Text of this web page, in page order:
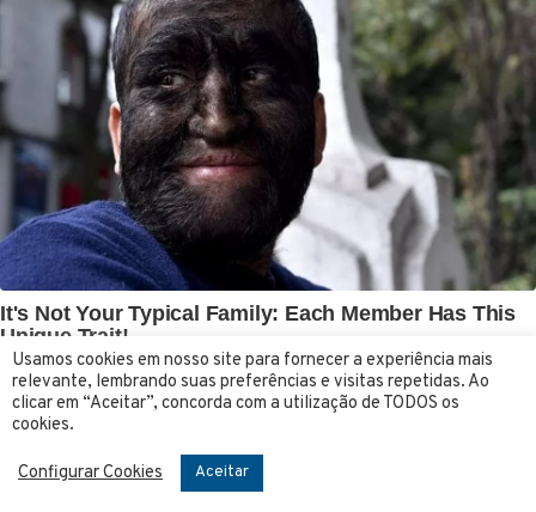
Usamos cookies em nosso site para fornecer a experiência mais
relevante, lembrando suas preferências e visitas repetidas. Ao
clicar em “Aceitar”, concorda com a utilização de TODOS os
cookies.
Configurar Cookies Aceitar